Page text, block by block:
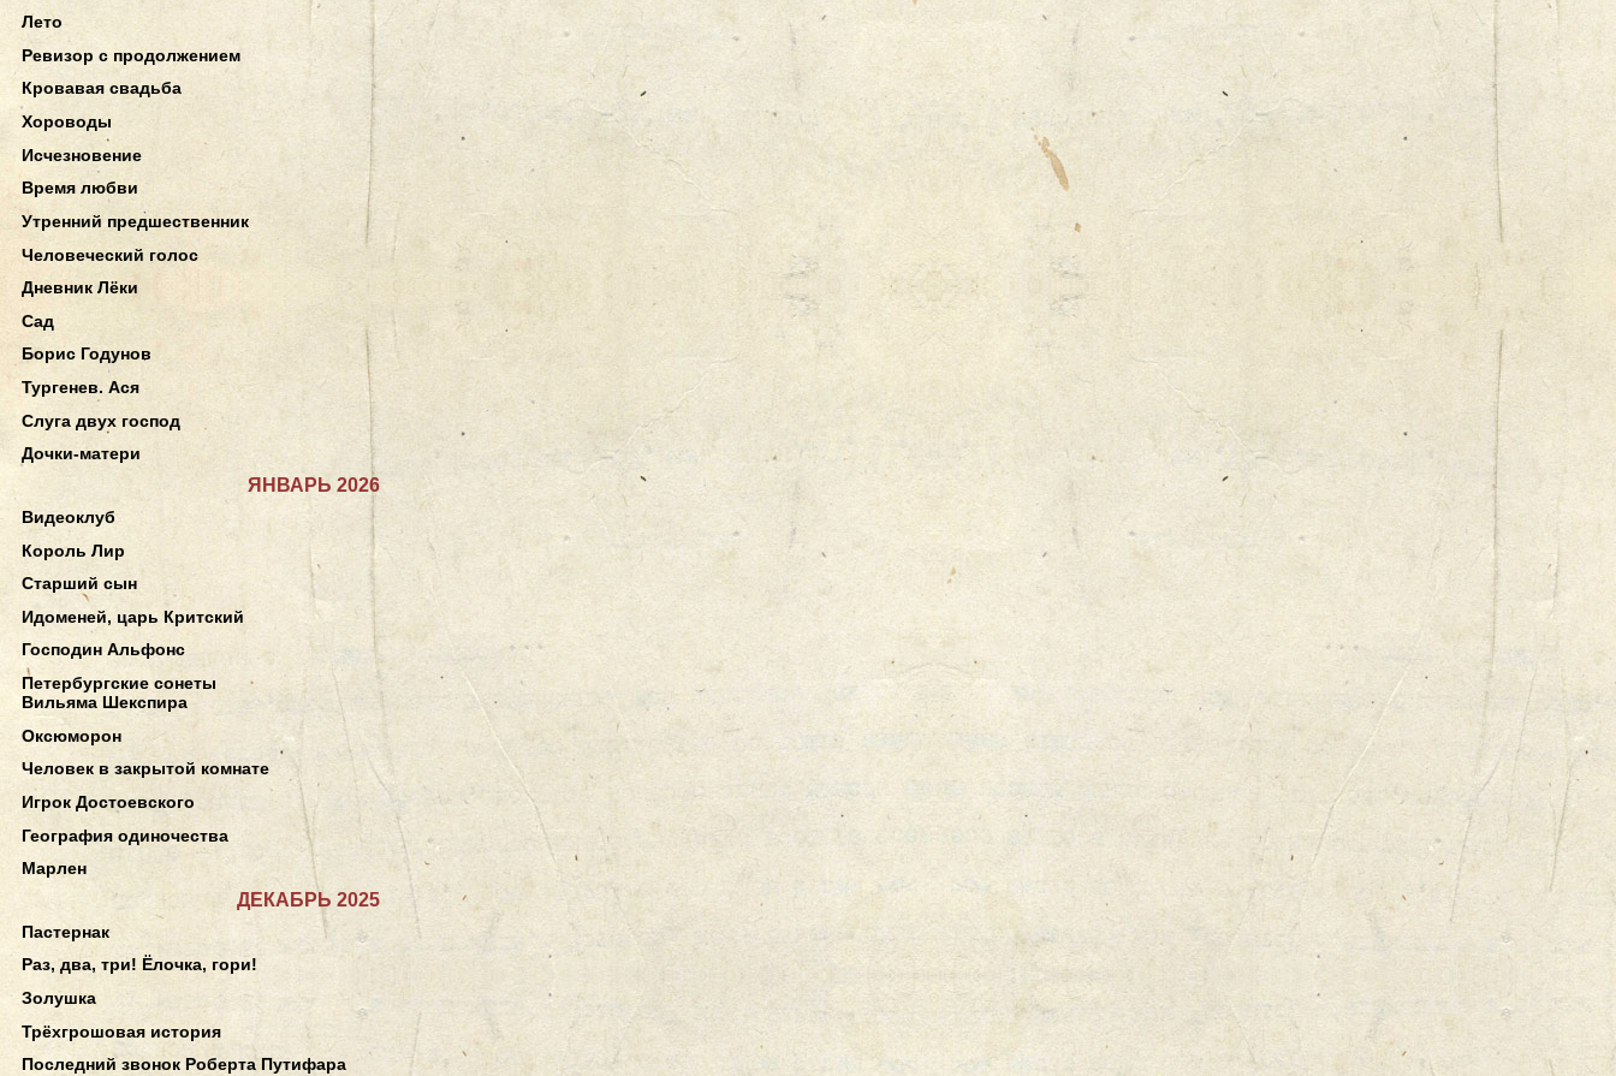
Лето
Ревизор с продолжением
Кровавая свадьба
Хороводы
Исчезновение
Время любви
Утренний предшественник
Человеческий голос
Дневник Лёки
Сад
Борис Годунов
Тургенев. Ася
Слуга двух господ
Дочки-матери
ЯНВАРЬ 2026
Видеоклуб
Король Лир
Старший сын
Идоменей, царь Критский
Господин Альфонс
Петербургские сонеты
Вильяма Шекспира
Оксюморон
Человек в закрытой комнате
Игрок Достоевского
География одиночества
Марлен
ДЕКАБРЬ 2025
Пастернак
Раз, два, три! Ёлочка, гори!
Золушка
Трёхгрошовая история
Последний звонок Роберта Путифара